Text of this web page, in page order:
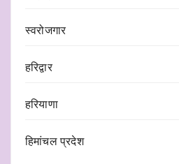
स्वरोजगार
हरिद्वार
हरियाणा
हिमांचल प्रदेश